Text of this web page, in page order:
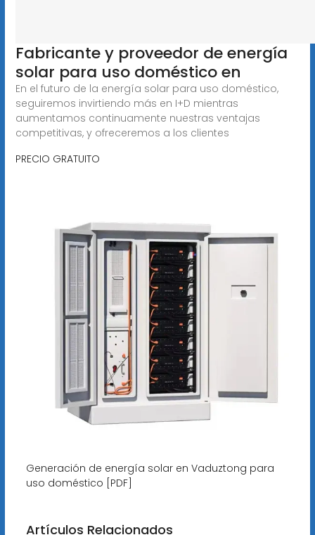
Fabricante y proveedor de energía
solar para uso doméstico en
En el futuro de la energía solar para uso doméstico,
seguiremos invirtiendo más en I+D mientras
aumentamos continuamente nuestras ventajas
competitivas, y ofreceremos a los clientes
PRECIO GRATUITO
Generación de energía solar en Vaduztong para
uso doméstico [PDF]
Artículos Relacionados